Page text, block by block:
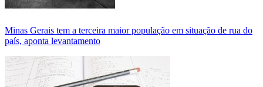
Minas Gerais tem a terceira maior população em situação de rua do
país, aponta levantamento